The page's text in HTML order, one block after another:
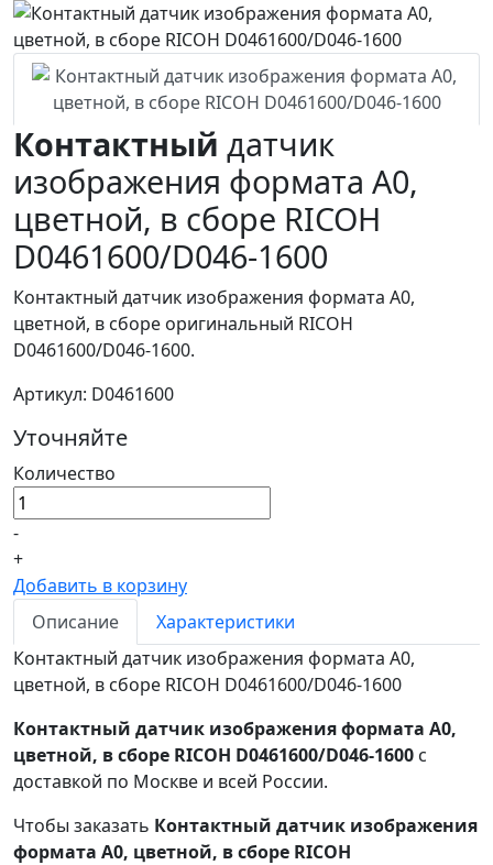
Контактный датчик
изображения формата А0,
цветной, в сборе RICOH
D0461600/D046-1600
Контактный датчик изображения формата А0,
цветной, в сборе оригинальный RICOH
D0461600/D046-1600.
Артикул: D0461600
Уточняйте
Количество
-
+
Добавить в корзину
Описание
Характеристики
Контактный датчик изображения формата А0,
цветной, в сборе RICOH D0461600/D046-1600
Контактный датчик изображения формата А0,
цветной, в сборе RICOH D0461600/D046-1600 с
доставкой по Москве и всей России.
Чтобы заказать Контактный датчик изображения
формата А0, цветной, в сборе RICOH